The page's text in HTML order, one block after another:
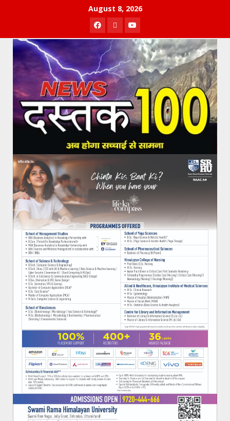
August 8, 2026
Facebook
TwitterYoutube